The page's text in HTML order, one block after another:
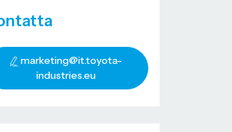
marketing@it.toyota-
industries.eu